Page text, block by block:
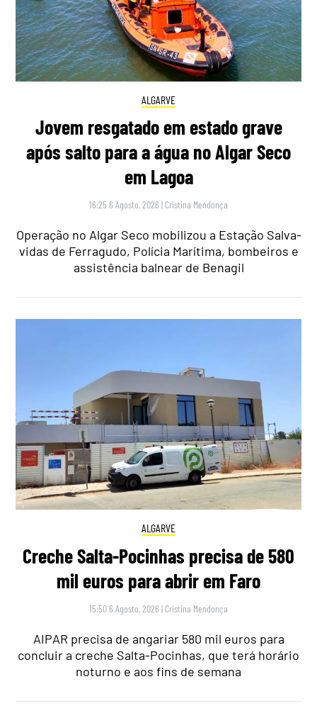
ALGARVE
Jovem resgatado em estado grave
após salto para a água no Algar Seco
em Lagoa
16:25 6 Agosto, 2026 | Cristina Mendonça
Operação no Algar Seco mobilizou a Estação Salva-
vidas de Ferragudo, Polícia Marítima, bombeiros e
assistência balnear de Benagil
ALGARVE
Creche Salta-Pocinhas precisa de 580
mil euros para abrir em Faro
15:50 6 Agosto, 2026 | Cristina Mendonça
AIPAR precisa de angariar 580 mil euros para
concluir a creche Salta-Pocinhas, que terá horário
noturno e aos fins de semana